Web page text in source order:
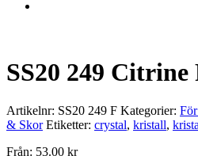
SS20 249 Citrine
Artikelnr: SS20 249 F Kategorier:
& Skor Etiketter: crystal, kristall,
Från: 53.00 kr